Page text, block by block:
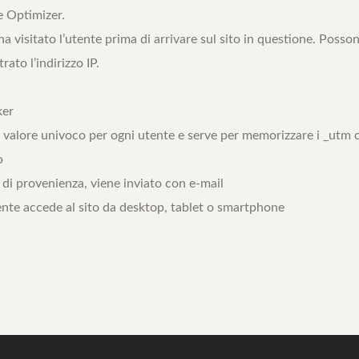
Optimizer.
visitato l’utente prima di arrivare sul sito in questione.
l’indirizzo IP.
univoco per ogni utente e serve per memorizzare i
provenienza, viene inviato con e-mail
accede al sito da desktop, tablet o smartphone